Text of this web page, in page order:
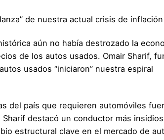
de nuestra actual crisis de inflación
aún no había destrozado la
de los autos usados. Omair Sharif,
usados “iniciaron” nuestra espiral
del país que requieren automóviles
destacó un conductor más
estructural clave en el mercado de